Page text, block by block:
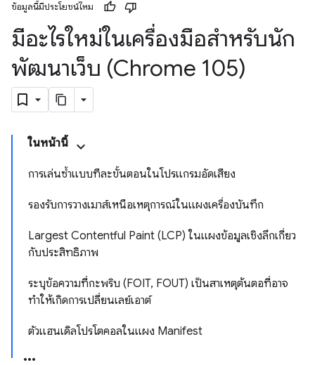
ข้อมูลนี้มีประโยชน์ไหม
มีอะไรใหม่ในเครื่องมือสำหรับนัก
พัฒนาเว็บ (Chrome 105)
ในหน้านี้
การเล่นซ้ำแบบทีละขั้นตอนในโปรแกรมอัดเสียง
รองรับการวางเมาส์เหนือเหตุการณ์ในแผงเครื่องบันทึก
Largest Contentful Paint (LCP) ในแผงข้อมูลเชิงลึกเกี่ยว
กับประสิทธิภาพ
ระบุข้อความที่กะพริบ (FOIT, FOUT) เป็นสาเหตุต้นตอที่อาจ
ทำให้เกิดการเปลี่ยนเลย์เอาต์
ตัวแฮนเดิลโปรโตคอลในแผง Manifest